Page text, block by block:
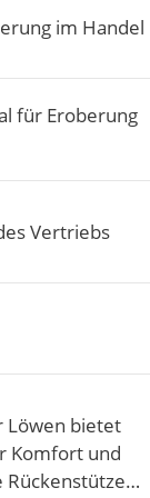
im Handel
für Eroberung
Vertriebs
Löwen bietet
Komfort und
Rückenstütze…